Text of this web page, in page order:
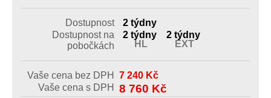
Dostupnost
2 týdny
Dostupnost na
pobočkách
2 týdny
HL
2 týdny
EXT
Vaše cena bez DPH 7 240 Kč
Vaše cena s DPH
8 760 Kč